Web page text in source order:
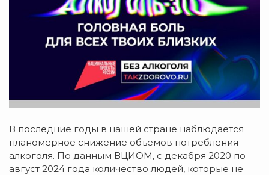
В последние годы в нашей стране наблюдается
планомерное снижение объемов потребления
алкоголя. По данным ВЦИОМ, с декабря 2020 по
август 2024 года количество людей, которые не